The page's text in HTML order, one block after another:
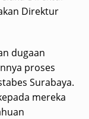
Direktur
dugaan
proses
Surabaya.
mereka